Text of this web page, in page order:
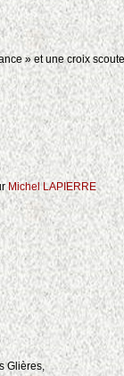
» et une croix
Michel LAPIERRE
Glières,